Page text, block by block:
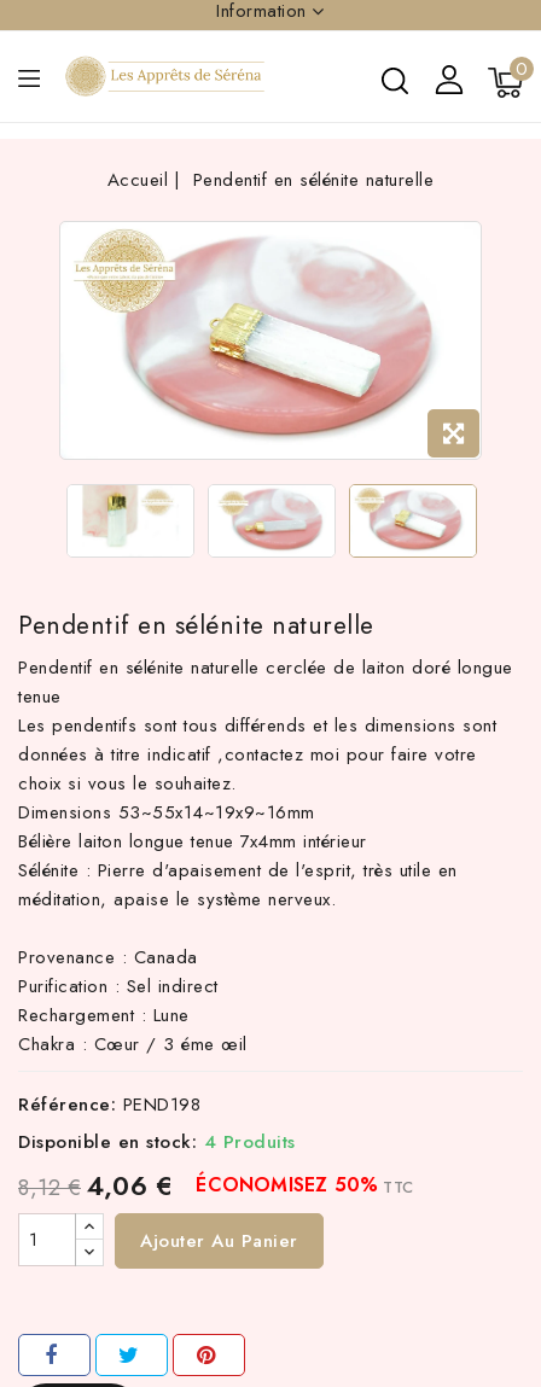
Information
0
d'achat hors frais de port en France métropolitaine ! À
Accueil Pendentif en sélénite naturelle
Pendentif en sélénite naturelle
Pendentif en sélénite naturelle cerclée de laiton doré longue
tenue
Les pendentifs sont tous différends et les dimensions sont
données à titre indicatif ,contactez moi pour faire votre
choix si vous le souhaitez.
Dimensions 53~55x14~19x9~16mm
Bélière laiton longue tenue 7x4mm intérieur
Sélénite : Pierre d'apaisement de l'esprit, très utile en
méditation, apaise le système nerveux.
Provenance : Canada
Purification : Sel indirect
Rechargement : Lune
Chakra : Cœur / 3 éme œil
Référence: PEND198
Disponible en stock: 4 Produits
8,12 €4,06 € ÉCONOMISEZ 50% TTC
Ajouter Au Panier